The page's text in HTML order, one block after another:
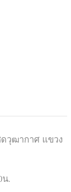
ดวุฒากาศ แขวง
น.